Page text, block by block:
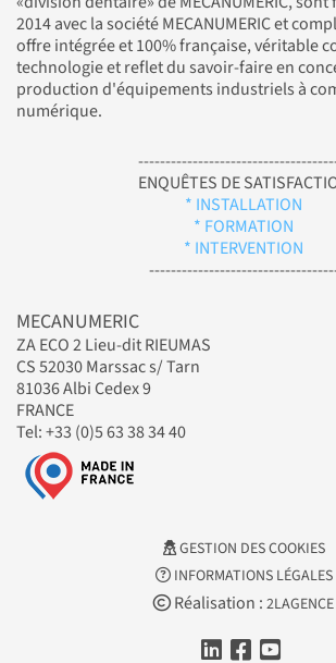
2014 avec la société MECANUMERIC et
offre intégrée et 100% française, véritable
technologie et reflet du savoir-faire en
production d'équipements industriels à
numérique.
ENQUÊTES DE
* INSTALLATION
* FORMATION
* INTERVENTION
MECANUMERIC
ZA ECO 2 Lieu-dit RIEUMAS
CS 52030 Marssac s/ Tarn
81036 Albi Cedex 9
FRANCE
Tel: +33 (0)5 63 38 34 40
GESTION DES COOKIES
INFORMATIONS LÉGALES
Réalisation : 2LAGENCE